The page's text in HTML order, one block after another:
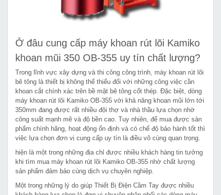
Ở đâu cung cấp máy khoan rút lõi Kamiko
khoan mũi 350 OB-355 uy tín chất lượng?
Trong lĩnh vực xây dựng và thi công công trình, máy khoan rút lõi
bê tông là thiết bị không thể thiếu đối với những công việc cần
khoan cắt chính xác trên bề mặt bê tông cốt thép. Đặc biệt, dòng
máy khoan rút lõi Kamiko OB-355 với khả năng khoan mũi lớn tới
350mm đang được rất nhiều đội thợ và nhà thầu lựa chọn nhờ
công suất mạnh mẽ và độ bền cao. Tuy nhiên, để mua được sản
phẩm chính hãng, hoạt động ổn định và có chế độ bảo hành tốt thì
việc lựa chọn đơn vị cung cấp uy tín là điều vô cùng quan trọng.
hiện là một trong những địa chỉ được nhiều khách hàng tin tưởng
khi tìm mua máy khoan rút lõi Kamiko OB-355 nhờ chất lượng
sản phẩm đảm bảo cùng dịch vụ chuyên nghiệp.
Một trong những lý do giúp Thiết Bị Điện Cầm Tay được nhiều